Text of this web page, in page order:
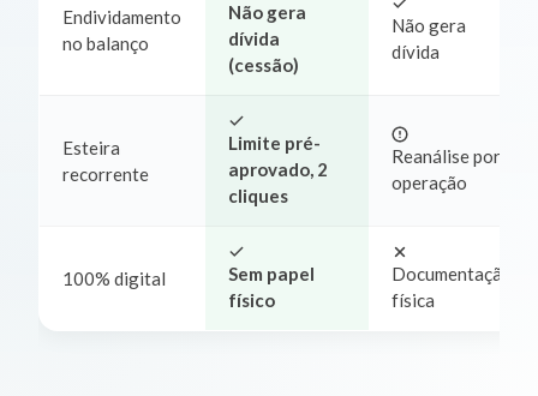
Endividamento
no balanço
Não gera
dívida
(cessão)
Não gera
dívida
Esteira
recorrente
Limite pré-
aprovado, 2
cliques
Reanálise por
operação
100% digital
Sem papel
físico
Documentação
física